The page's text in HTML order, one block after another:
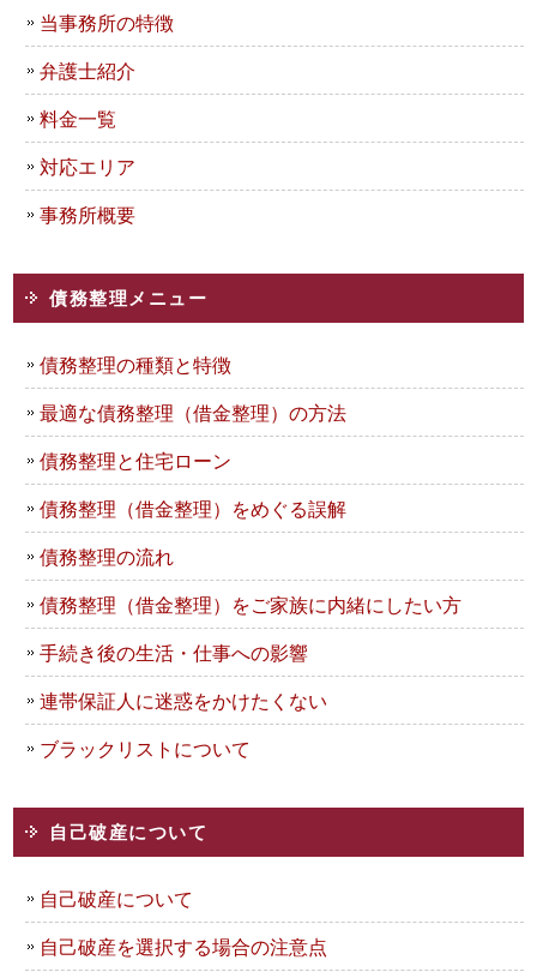
当事務所の特徴
弁護士紹介
料金一覧
対応エリア
事務所概要
債務整理メニュー
債務整理の種類と特徴
最適な債務整理（借金整理）の方法
債務整理と住宅ローン
債務整理（借金整理）をめぐる誤解
債務整理の流れ
債務整理（借金整理）をご家族に内緒にしたい方
手続き後の生活・仕事への影響
連帯保証人に迷惑をかけたくない
ブラックリストについて
自己破産について
自己破産について
自己破産を選択する場合の注意点